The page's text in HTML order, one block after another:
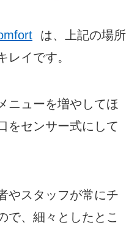
は、上記の場所
レイです。
ニューを増やしてほ
をセンサー式にして
やスタッフが常にチ
で、細々としたとこ